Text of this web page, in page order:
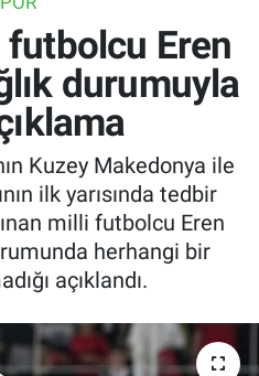
Eren
durumuyla
Kuzey Makedonya ile
ilk yarısında tedbir
milli futbolcu Eren
herhangi bir
açıklandı.